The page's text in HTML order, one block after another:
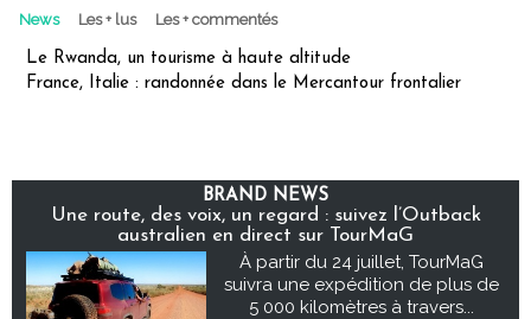
News Les + lus Les + commentés
Le Rwanda, un tourisme à haute altitude
France, Italie : randonnée dans le Mercantour frontalier
BRAND NEWS
Une route, des voix, un regard : suivez l’Outback
australien en direct sur TourMaG
À partir du 24 juillet, TourMaG
suivra une expédition de plus de
5 000 kilomètres à travers...